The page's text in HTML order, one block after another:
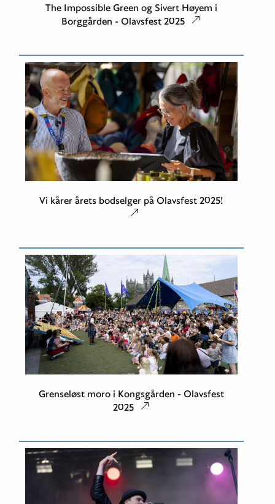
The Impossible Green og Sivert Høyem i
Borggården - Olavsfest 2025
Vi kårer årets bodselger på Olavsfest 2025!
Grenseløst moro i Kongsgården - Olavsfest
2025